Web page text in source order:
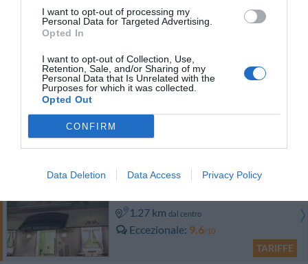
I want to opt-out of processing my
Personal Data for Targeted Advertising.
Opted In
I want to opt-out of Collection, Use,
Retention, Sale, and/or Sharing of my
Personal Data that Is Unrelated with the
Purposes for which it was collected.
Opted Out
CONFIRM
Data Deletion Data Access Privacy Policy
TARIFFE
11.75 kmdal centro
Eccellente 9/10
Ulteriori Proposte
Hotel Mediterraneo
1.27 km dal centro
Eccezionale 9.6/10
TARIFFE